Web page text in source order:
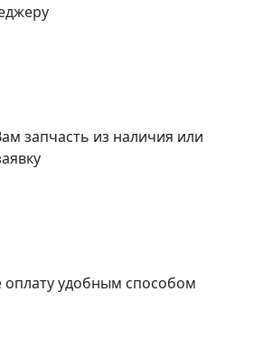
запчасть из наличия или
оплату удобным способом